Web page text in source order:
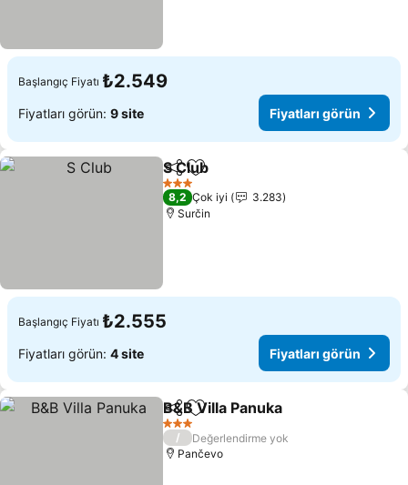
Başlangıç Fiyatı ₺2.549
Fiyatları görün: 9 site Fiyatları görün
PaylaşFavorilerime ekle
S Club
3 Yıldız
8,2 Çok iyi
3.283
Surčin
Başlangıç Fiyatı ₺2.555
Fiyatları görün: 4 site Fiyatları görün
PaylaşFavorilerime ekle
B&B Villa Panuka
3 Yıldız
/
Değerlendirme yok
Pančevo